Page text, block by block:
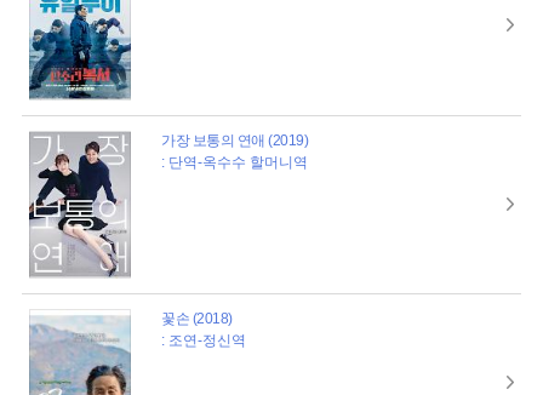
가장 보통의 연애 (2019)
: 단역-옥수수 할머니역
꽃손 (2018)
: 조연-정신역